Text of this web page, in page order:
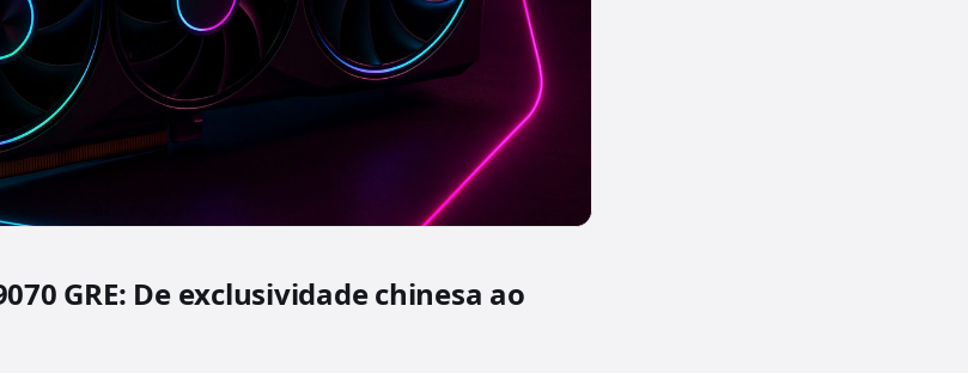
GRE: De exclusividade chinesa ao